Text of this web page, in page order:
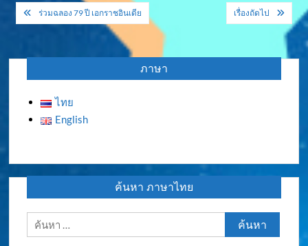
แนะแนว
ร่วมฉลอง 79 ปี เอกราชอินเดีย เรื่องถัดไป
ภาษา
ไทย
English
ค้นหา ภาษาไทย
ค้นหา
สำหรับ: